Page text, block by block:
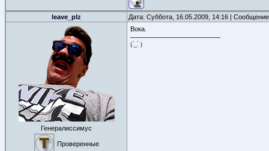
leave_plz Дата: Суббота, 16.05.2009, 14:16 |
Генералиссимус
Проверенные
Вока.
(.́_.̀ )